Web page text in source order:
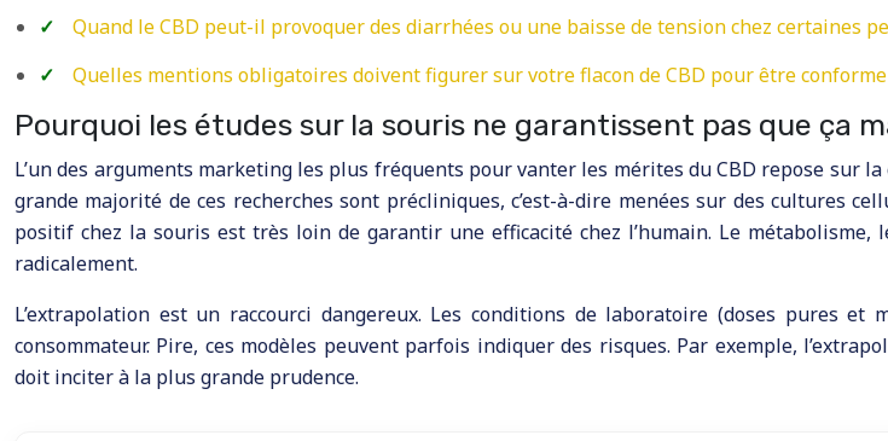
Quand le CBD peut-il provoquer des diarrhées ou une baisse de tension chez certaines
Quelles mentions obligatoires doivent figurer sur votre flacon de CBD pour être conforme
Pourquoi les études sur la souris ne garantissent pas que ça
L’un des arguments marketing les plus fréquents pour vanter les mérites du CBD repose sur
grande majorité de ces recherches sont précliniques, c’est-à-dire menées sur des cultures
positif chez la souris est très loin de garantir une efficacité chez l’humain. Le
radicalement.
L’extrapolation est un raccourci dangereux. Les conditions de laboratoire (doses pures
consommateur. Pire, ces modèles peuvent parfois indiquer des risques. Par exemple,
doit inciter à la plus grande prudence.